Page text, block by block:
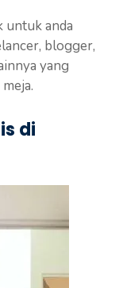
untuk anda
blogger,
yang
di